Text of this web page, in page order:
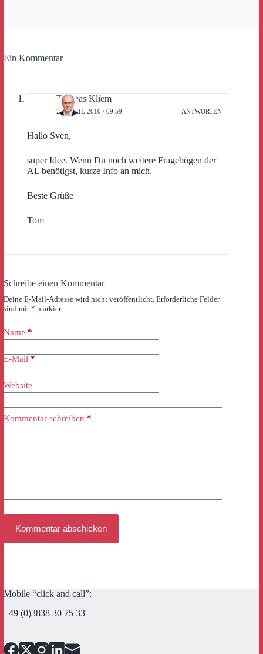
Ein Kommentar
Thomas Kliem
28. APRIL 2010 / 09:59 ANTWORTEN
Hallo Sven,
super Idee. Wenn Du noch weitere Fragebögen der
AL benötigst, kurze Info an mich.
Beste Grüße
Tom
Schreibe einen Kommentar
Deine E-Mail-Adresse wird nicht veröffentlicht. Erforderliche Felder
sind mit * markiert
Name *
E-Mail *
Website
Kommentar schreiben *
Kommentar abschicken
Mobile “click and call”:
+49 (0)3838 30 75 33